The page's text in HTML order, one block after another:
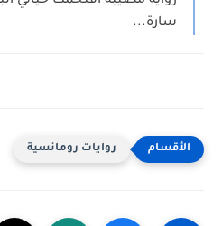
سارة...
روايات رومانسية